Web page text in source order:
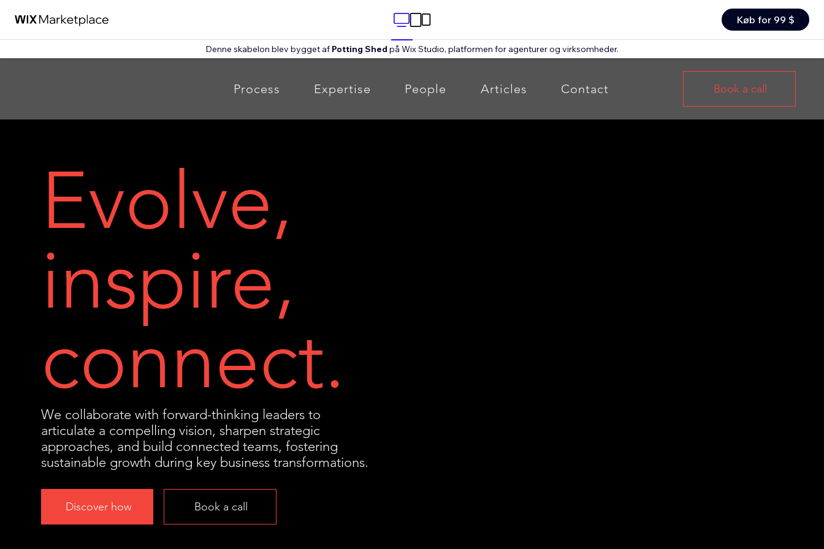
Køb for 99 $
Denne skabelon blev bygget af Potting Shed på Wix Studio, platformen for agenturer og virksomheder.